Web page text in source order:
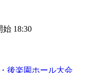
始 18:30
後楽園ホール大会